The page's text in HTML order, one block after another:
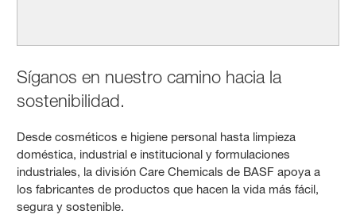
Síganos en nuestro camino hacia la
sostenibilidad.
Desde cosméticos e higiene personal hasta limpieza
doméstica, industrial e institucional y formulaciones
industriales, la división Care Chemicals de BASF apoya a
los fabricantes de productos que hacen la vida más fácil,
segura y sostenible.